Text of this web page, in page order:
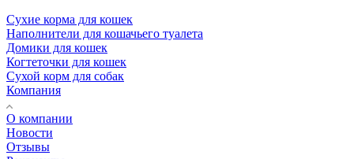
Сухие корма для кошек
Наполнители для кошачьего туалета
Домики для кошек
Когтеточки для кошек
Сухой корм для собак
Компания
О компании
Новости
Отзывы